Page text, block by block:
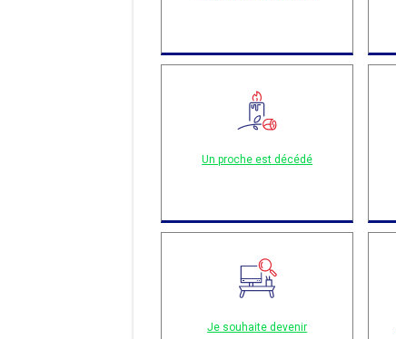
Un proche est décédé
Je souhaite devenir